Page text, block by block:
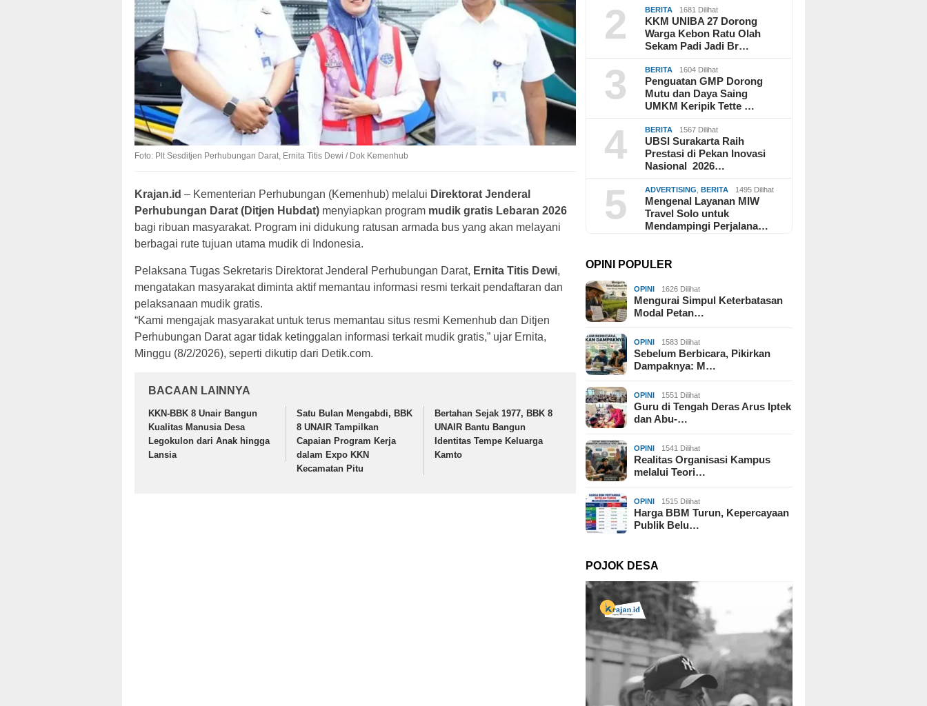
Foto: Plt Sesditjen Perhubungan Darat, Ernita Titis Dewi / Dok Kemenhub
Krajan.id – Kementerian Perhubungan (Kemenhub) melalui Direktorat Jenderal
Perhubungan Darat (Ditjen Hubdat) menyiapkan program mudik gratis Lebaran 2026
bagi ribuan masyarakat. Program ini didukung ratusan armada bus yang akan melayani
berbagai rute tujuan utama mudik di Indonesia.
Pelaksana Tugas Sekretaris Direktorat Jenderal Perhubungan Darat, Ernita Titis Dewi,
mengatakan masyarakat diminta aktif memantau informasi resmi terkait pendaftaran dan
pelaksanaan mudik gratis.
“Kami mengajak masyarakat untuk terus memantau situs resmi Kemenhub dan Ditjen
Perhubungan Darat agar tidak ketinggalan informasi terkait mudik gratis,” ujar Ernita,
Minggu (8/2/2026), seperti dikutip dari Detik.com.
BACAAN LAINNYA
KKN-BBK 8 Unair Bangun
Kualitas Manusia Desa
Legokulon dari Anak hingga
Lansia
Satu Bulan Mengabdi, BBK
8 UNAIR Tampilkan
Capaian Program Kerja
dalam Expo KKN
Kecamatan Pitu
Bertahan Sejak 1977, BBK 8
UNAIR Bantu Bangun
Identitas Tempe Keluarga
Kamto
2 BERITA 1681 Dilihat
KKM UNIBA 27 Dorong
Warga Kebon Ratu Olah
Sekam Padi Jadi Br…
3 BERITA 1604 Dilihat
Penguatan GMP Dorong
Mutu dan Daya Saing
UMKM Keripik Tette …
4 BERITA 1567 Dilihat
UBSI Surakarta Raih
Prestasi di Pekan Inovasi
Nasional 2026…
5 ADVERTISING ,BERITA 1495 Dilihat
Mengenal Layanan MIW
Travel Solo untuk
Mendampingi Perjalana…
OPINI POPULER
OPINI 1626 Dilihat
Mengurai Simpul Keterbatasan
Modal Petan…
OPINI 1583 Dilihat
Sebelum Berbicara, Pikirkan
Dampaknya: M…
OPINI 1551 Dilihat
Guru di Tengah Deras Arus Iptek
dan Abu-…
OPINI 1541 Dilihat
Realitas Organisasi Kampus
melalui Teori…
OPINI 1515 Dilihat
Harga BBM Turun, Kepercayaan
Publik Belu…
POJOK DESA